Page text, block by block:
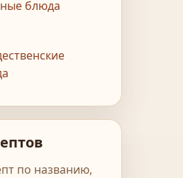
блюда
по названию,